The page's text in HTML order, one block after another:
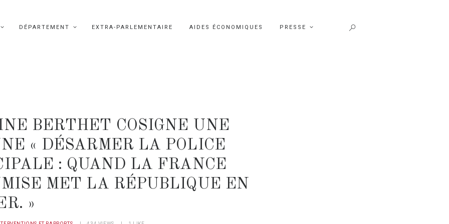
DÉPARTEMENT EXTRA-PARLEMENTAIRE AIDES ÉCONOMIQUES PRESSE
BERTHET COSIGNE UNE
« DÉSARMER LA POLICE
: QUAND LA FRANCE
MET LA RÉPUBLIQUE EN
»